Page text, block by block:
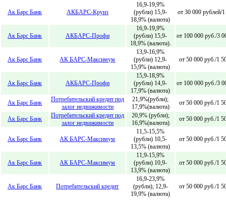
Ак Барс Банк АКБАРС-Круиз
16,9-19,9%
(рубли) 15,9-
18,9% (валюта)
от 30 000 рублей/
Ак Барс Банк АКБАРС-Профи
16,9-19,9%
(рубли) 15,9-
18,9% (валюта).
от 100 000 руб./3
Ак Барс Банк АК БАРС-Максимум
13,9-16,9%
(рубли) 12,9-
15,9% (валюта)
от 50 000 руб./1
Ак Барс Банк АКБАРС-Профи
15,9-18,9%
(рубли) 14,9-
17,9% (валюта)
от 100 000 руб./3
Ак Барс Банк
Потребительский кредит под
залог недвижимости
21,9%(рубли);
17,9%(валюта)
от 50 000 руб./1
Ак Барс Банк
Потребительский кредит под
залог недвижимости
20,9% (рубли);
16,9%(валюта)
от 50 000 руб./1
Ак Барс Банк АК БАРС-Максимум
11,5-15,5%
(рубли) 10,5-
13,5% (валюта)
от 50 000 руб./1
Ак Барс Банк АК БАРС-Максимум
11,9-15,9%
(рубли) 10,9-
13,9% (валюта)
от 50 000 руб./1
Ак Барс Банк Потребительский кредит
16,9-23,9%
(рубли); 12,9-
19,9% (валюта)
от 50 000 руб./1